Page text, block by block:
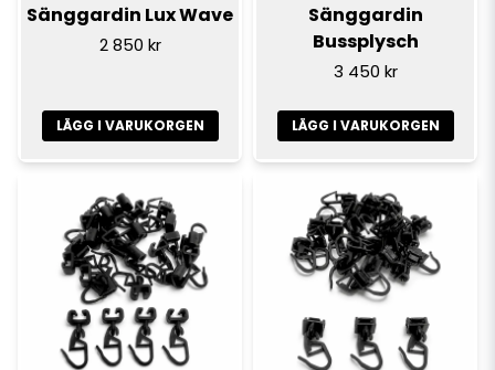
Sänggardin Lux Wave
2 850 kr
LÄGG I VARUKORGEN
Sänggardin
Bussplysch
3 450 kr
LÄGG I VARUKORGEN